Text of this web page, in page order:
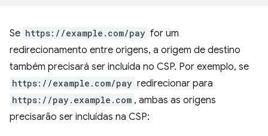
Se https://example.com/pay for um
redirecionamento entre origens, a origem de destino
também precisará ser incluída no CSP. Por exemplo, se
https://example.com/pay redirecionar para
https://pay.example.com , ambas as origens
precisarão ser incluídas na CSP: